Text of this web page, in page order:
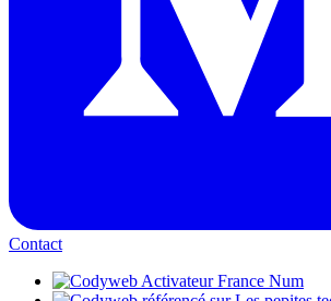
Contact